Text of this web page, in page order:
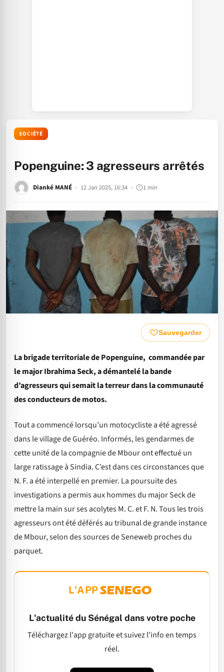
SOCIÉTÉ
Popenguine: 3 agresseurs arrêtés
Dianké MANÉ 12 Jan 2025, 16:34 1 min
Sauvegarder
La brigade territoriale de Popenguine, commandée par
le major Ibrahima Seck, a démantelé la bande
d’agresseurs qui semait la terreur dans la communauté
des conducteurs de motos.
Tout a commencé lorsqu’un motocycliste a été agressé
dans le village de Guéréo. Informés, les gendarmes de
cette unité de la compagnie de Mbour ont effectué un
large ratissage à Sindia. C’est dans ces circonstances que
N. F. a été interpellé en premier. La poursuite des
investigations a permis aux hommes du major Seck de
mettre la main sur ses acolytes M. C. et F. N. Tous les trois
agresseurs ont été déférés au tribunal de grande instance
de Mbour, selon des sources de Seneweb proches du
parquet.
L'APP
L'actualité du Sénégal dans votre poche
Téléchargez l'app gratuite et suivez l'info en temps
réel.